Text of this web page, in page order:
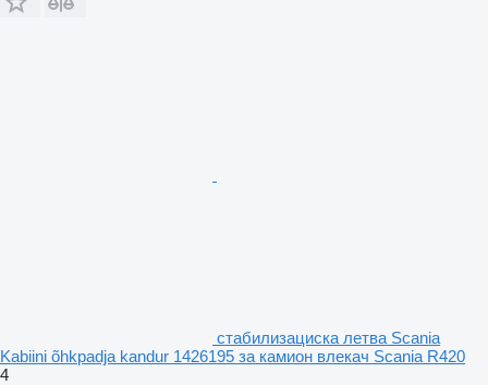
стабилизациска летва Scania
Kabiini õhkpadja kandur 1426195 за камион влекач Scania R420
4